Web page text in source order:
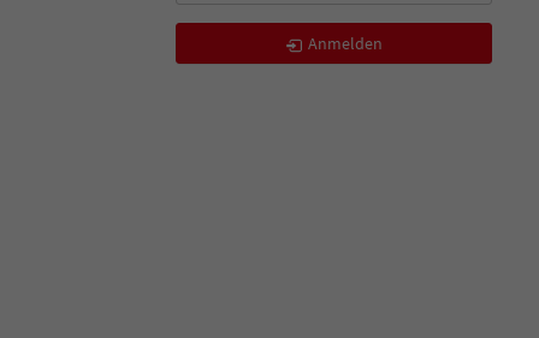
Anmelden